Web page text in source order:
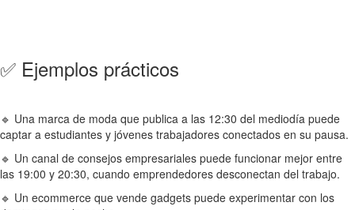
✅ Ejemplos prácticos
🔹 Una marca de moda que publica a las 12:30 del mediodía puede
captar a estudiantes y jóvenes trabajadores conectados en su pausa.
🔹 Un canal de consejos empresariales puede funcionar mejor entre
las 19:00 y 20:30, cuando emprendedores desconectan del trabajo.
🔹 Un ecommerce que vende gadgets puede experimentar con los